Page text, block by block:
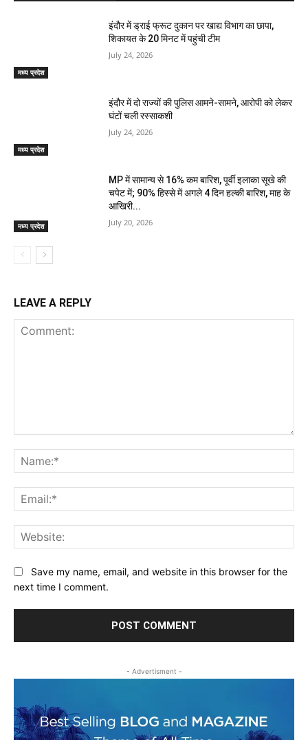
मध्य प्रदेश
इंदौर में ड्राई फ्रूट दुकान पर खाद्य विभाग का छापा,
शिकायत के 20 मिनट में पहुंची टीम
July 24, 2026
मध्य प्रदेश
इंदौर में दो राज्यों की पुलिस आमने-सामने, आरोपी को लेकर
घंटों चली रस्साकशी
July 24, 2026
मध्य प्रदेश
MP में सामान्य से 16% कम बारिश, पूर्वी इलाका सूखे की
चपेट में; 90% हिस्से में अगले 4 दिन हल्की बारिश, माह के
आखिरी...
July 20, 2026
LEAVE A REPLY
Save my name, email, and website in this browser for the
next time I comment.
- Advertisment -